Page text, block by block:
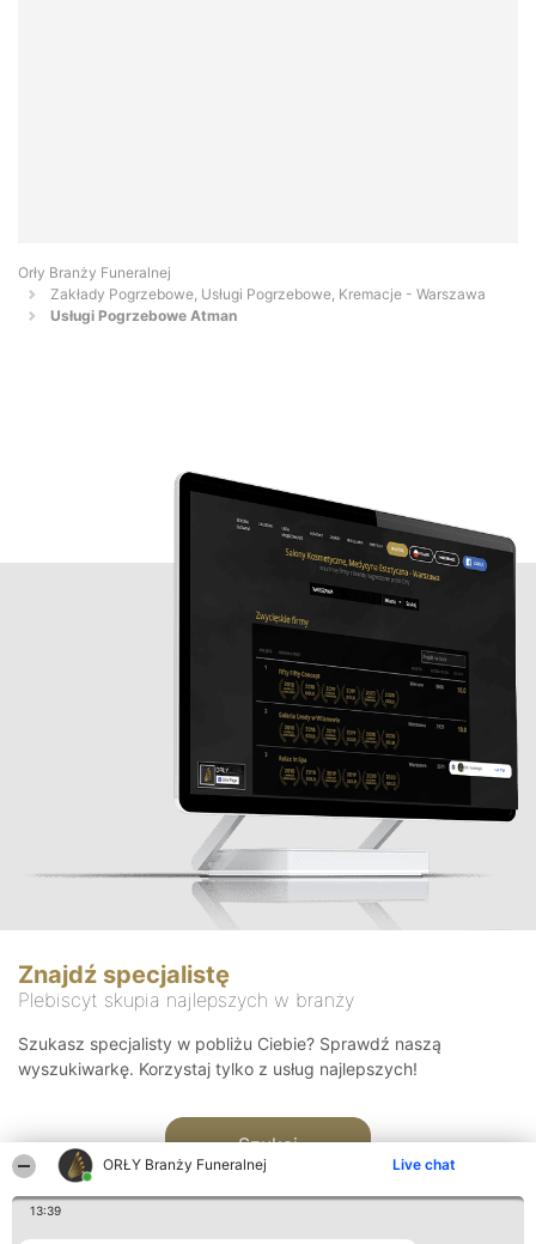
ORŁY Branży Funeralnej Live chat
13:39
Orły Branży Funeralnej
Zakłady Pogrzebowe, Usługi Pogrzebowe, Kremacje - Warszawa
Usługi Pogrzebowe Atman
Znajdź specjalistę
Plebiscyt skupia najlepszych w branży
Szukasz specjalisty w pobliżu Ciebie? Sprawdź naszą
wyszukiwarkę. Korzystaj tylko z usług najlepszych!
Szukaj